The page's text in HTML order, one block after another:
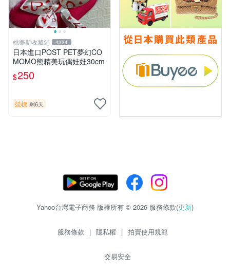
桃樂斯收藏鋪 4334
日本進口POST PET夢幻CO
MOMO熊精美玩偶娃娃30cm
$250
競標 剩6天
Yahoo台灣電子商務 版權所有 © 2026 服務條款(更新)
服務條款 | 隱私權 | 拍賣使用規範
交易安全